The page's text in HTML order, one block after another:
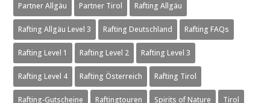
Partner Allgäu Partner Tirol Rafting Allgäu
Rafting Allgäu Level 3 Rafting Deutschland Rafting FAQs
Rafting Level 1 Rafting Level 2 Rafting Level 3
Rafting Level 4 Rafting Österreich Rafting Tirol
Rafting-Gutscheine Raftingtouren Spirits of Nature Tirol